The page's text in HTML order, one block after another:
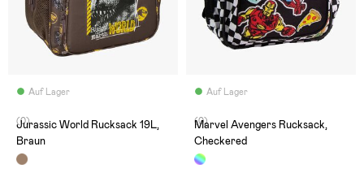
Auf Lager
(0)
Jurassic World Rucksack 19L,
Braun
Auf Lager
(0)
Marvel Avengers Rucksack,
Checkered